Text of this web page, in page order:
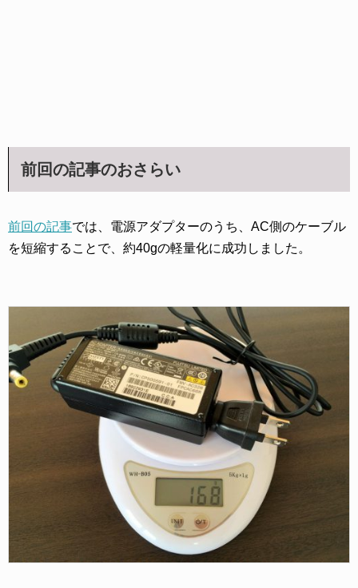
前回の記事のおさらい
前回の記事では、電源アダプターのうち、AC側のケーブル
を短縮することで、約40gの軽量化に成功しました。